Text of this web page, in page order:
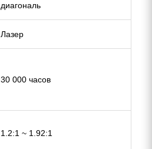
диагональ
Лазер
30 000 часов
1.2:1 ~ 1.92:1